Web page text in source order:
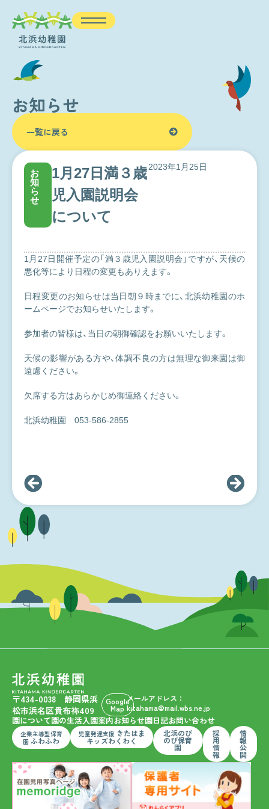
お知らせ
一覧に戻る
お
知
ら
せ
1月27日満３歳
児入園説明会
について
2023年1月25日
1月27日開催予定の「満３歳児入園説明会」ですが、天候の
悪化等により日程の変更もありえます。
日程変更のお知らせは当日朝９時までに、北浜幼稚園のホ
ームページでお知らせいたします。
参加者の皆様は、当日の朝御確認をお願いいたします。
天候の影響がある方や、体調不良の方は無理な御来園は御
遠慮ください。
欠席する方はあらかじめ御連絡ください。
北浜幼稚園 053-586-2855
〒434-0038 静岡県浜
松市浜名区貴布祢409
Google
Map
メールアドレス：
kitahama@mail.wbs.ne.jp
園について園の生活入園案内お知らせ園日記お問い合わせ
企業主導型保育
園 ふわふわ
児童発達支援 きたはま
キッズわくわく
北浜のび
のび保育
園
採
用
情
報
情
報
公
開